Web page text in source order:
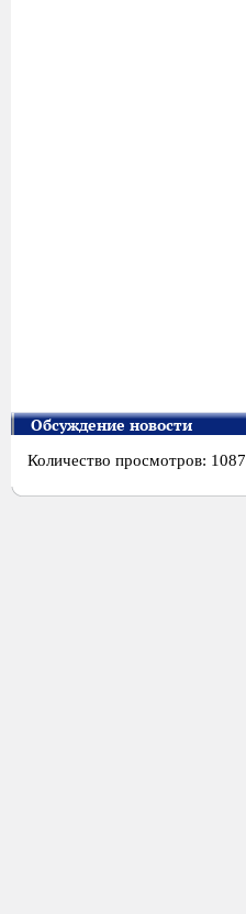
Обсуждение новости
Количество просмотров: 1087